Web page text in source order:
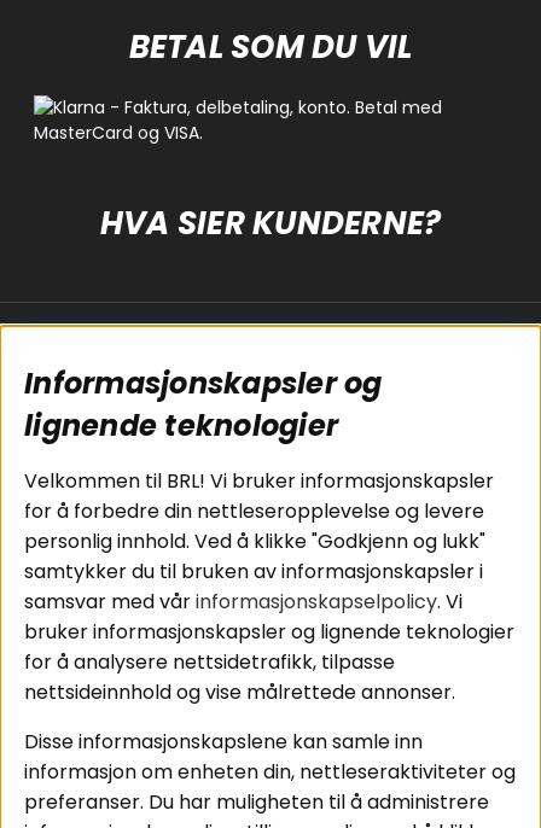
BETAL SOM DU VIL
HVA SIER KUNDERNE?
Koblingsguide for
subwoofers
Tilkobling av
bilforsterker
Koblingsguide for
midbasser
Butikker
Våre ambassadører
- Team BRL
Cookies
Kjøpsvilkår
Personvernpolicy
Service / Garanti /
Retur
Billyd
Lyd til hjemmet
Pakkeløsninger
Instagram
Facebook
Informasjonskapsler og
lignende teknologier
Velkommen til BRL! Vi bruker informasjonskapsler
for å forbedre din nettleseropplevelse og levere
personlig innhold. Ved å klikke "Godkjenn og lukk"
samtykker du til bruken av informasjonskapsler i
samsvar med vårinformasjonskapselpolicy. Vi
bruker informasjonskapsler og lignende teknologier
for å analysere nettsidetrafikk, tilpasse
nettsideinnhold og vise målrettede annonser.
Disse informasjonskapslene kan samle inn
informasjon om enheten din, nettleseraktiviteter og
preferanser. Du har muligheten til å administrere